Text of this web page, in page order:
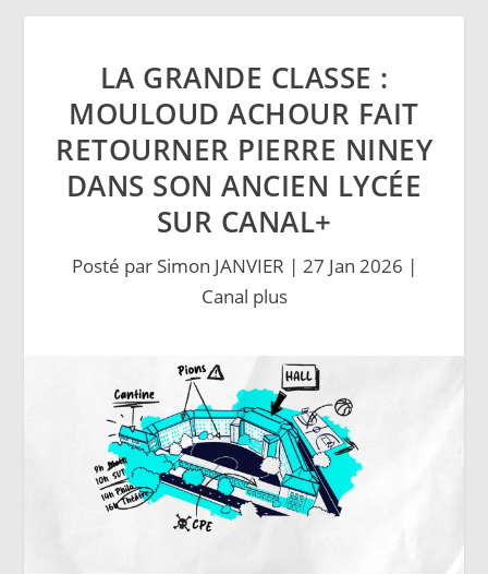
LA GRANDE CLASSE :
MOULOUD ACHOUR FAIT
RETOURNER PIERRE NINEY
DANS SON ANCIEN LYCÉE
SUR CANAL+
Posté par Simon JANVIER | 27 Jan 2026 |
Canal plus